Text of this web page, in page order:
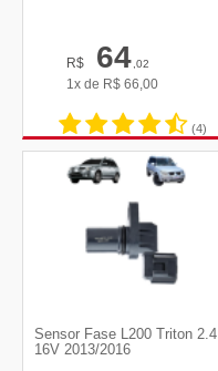
R$ 64,02
1x de R$ 66,00
(4)
Sensor Fase L200 Triton 2.4
16V 2013/2016